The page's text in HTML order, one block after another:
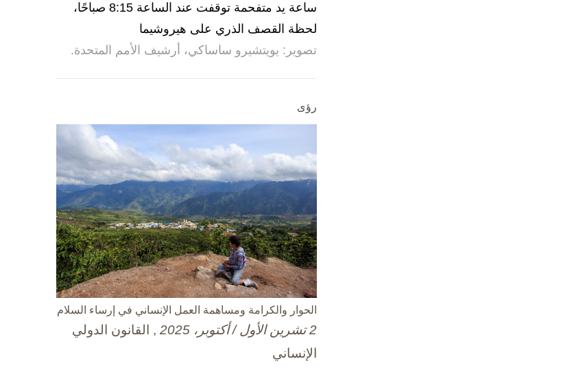
ساعة يد متفحمة توقفت عند الساعة 8:15 صباحًا،
لحظة القصف الذري على هيروشيما
تصوير: يويتشيرو ساساكي، أرشيف الأمم المتحدة.
رؤى
الحوار والكرامة ومساهمة العمل الإنساني في إرساء السلام
2 تشرين الأول / أكتوبر، 2025
, القانون الدولي
الإنساني